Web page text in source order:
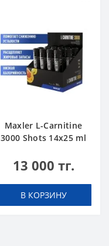
Maxler L-Carnitine
3000 Shots 14x25 ml
13 000 тг.
В КОРЗИНУ